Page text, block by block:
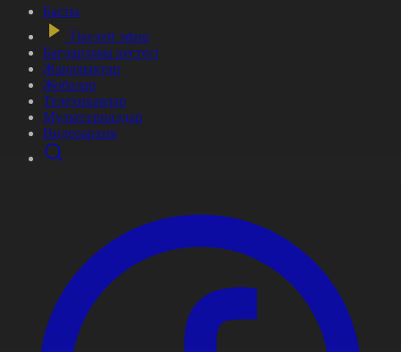
Басты
Тікелей эфир
Бағдарлама кестесі
Жаңалықтар
Жобалар
Телехикаялар
Мультсериалдар
Видеоархив